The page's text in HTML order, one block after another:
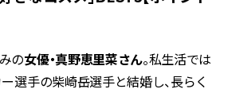
の女優・真野恵里菜さん。私生活では
選手の柴崎岳選手と結婚し、長らく